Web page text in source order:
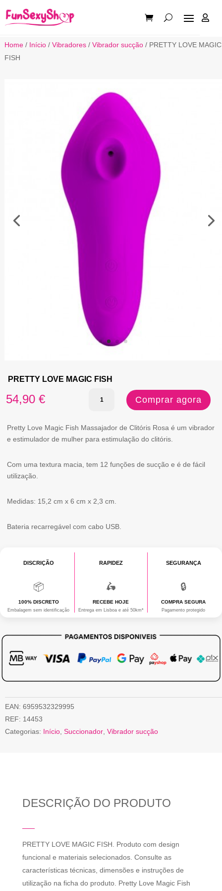

Home/ Início/ Vibradores/ Vibrador sucção/ PRETTY LOVE MAGIC
FISH
PRETTY LOVE MAGIC FISH
54,90 €
Quantidade
PRETTY
LOVE
Comprar agora
Pretty Love Magic Fish Massajador de Clitóris Rosa é um vibrador
e estimulador de mulher para estimulação do clitóris.
Com uma textura macia, tem 12 funções de sucção e é de fácil
utilização.
Medidas: 15,2 cm x 6 cm x 2,3 cm.
Bateria recarregável com cabo USB.
DISCRIÇÃO
📦
100% DISCRETO
Embalagem sem identificação
RAPIDEZ
🛵
RECEBE HOJE
Entrega em Lisboa e até 50km*
SEGURANÇA
🔒
COMPRA SEGURA
Pagamento protegido
EAN: 6959532329995
REF: 14453
Categorias: Início Succionador Vibrador sucção
DESCRIÇÃO DO PRODUTO
PRETTY LOVE MAGIC FISH. Produto com design
funcional e materiais selecionados. Consulte as
características técnicas, dimensões e instruções de
utilização na ficha do produto. Pretty Love Magic Fish